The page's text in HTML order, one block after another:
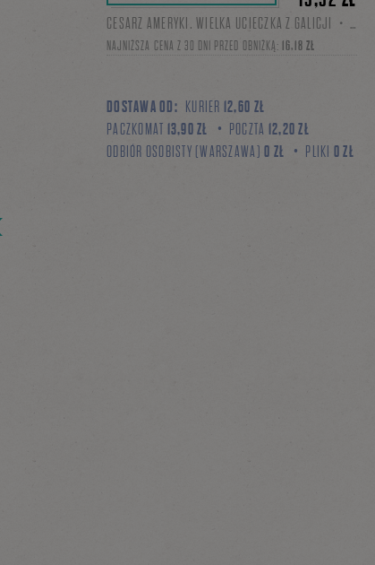
CESARZ AMERYKI. WIELKA UCIECZKA Z GALICJI・WYDANIE II・MOBI, EPUB
NAJNIŻSZA CENA Z 30 DNI PRZED OBNIŻKĄ: 16,18 ZŁ
DOSTAWA OD: KURIER 12,60 ZŁ
PACZKOMAT 13,90 ZŁ POCZTA 12,20 ZŁ
ODBIÓR OSOBISTY (WARSZAWA) 0 ZŁ PLIKI 0 ZŁ